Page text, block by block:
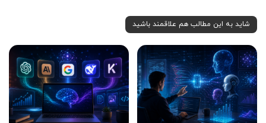
شاید به این مطالب هم علاقمند باشید